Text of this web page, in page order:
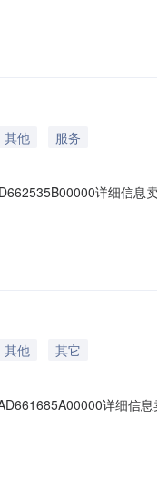
码描述:上表面锌层重量
其他
服务
详细信息
描述:上表面锌层重量
其他
其它
详细信
码描述:上表面锌层重量